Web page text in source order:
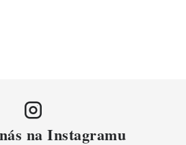
na Instagramu